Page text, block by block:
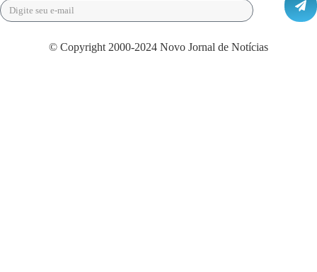
© Copyright 2000-2024 Novo Jornal de Notícias